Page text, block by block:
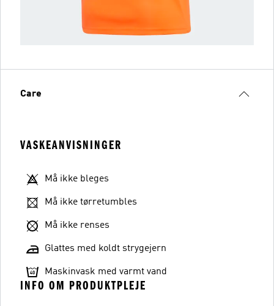
Care
VASKEANVISNINGER
Må ikke bleges
Må ikke tørretumbles
Må ikke renses
Glattes med koldt strygejern
Maskinvask med varmt vand
INFO OM PRODUKTPLEJE